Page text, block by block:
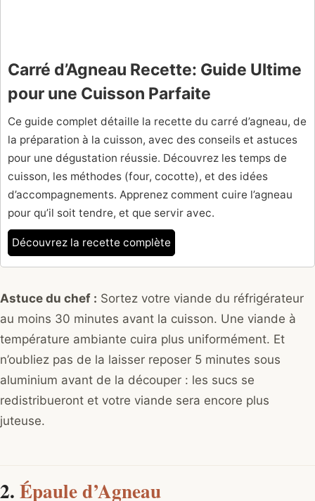
Carré d’Agneau Recette: Guide Ultime
pour une Cuisson Parfaite
Ce guide complet détaille la recette du carré d’agneau, de
la préparation à la cuisson, avec des conseils et astuces
pour une dégustation réussie. Découvrez les temps de
cuisson, les méthodes (four, cocotte), et des idées
d’accompagnements. Apprenez comment cuire l’agneau
pour qu’il soit tendre, et que servir avec.
Découvrez la recette complète
Astuce du chef : Sortez votre viande du réfrigérateur
au moins 30 minutes avant la cuisson. Une viande à
température ambiante cuira plus uniformément. Et
n’oubliez pas de la laisser reposer 5 minutes sous
aluminium avant de la découper : les sucs se
redistribueront et votre viande sera encore plus
juteuse.
2. Épaule d’Agneau